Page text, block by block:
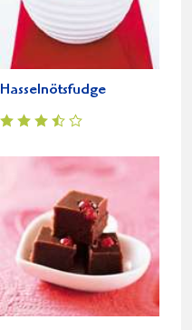
Hasselnötsfudge